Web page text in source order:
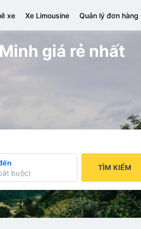
xe Xe Limousine Quản lý đơn hàng
giá rẻ nhất
buộc)
TÌM KIẾM